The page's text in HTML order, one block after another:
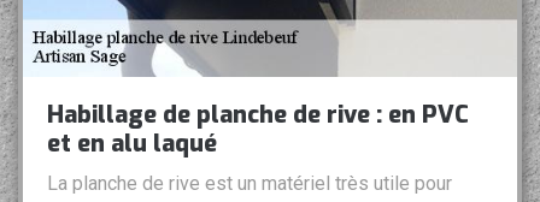
Habillage de planche de rive : en PVC
et en alu laqué
La planche de rive est un matériel très utile pour